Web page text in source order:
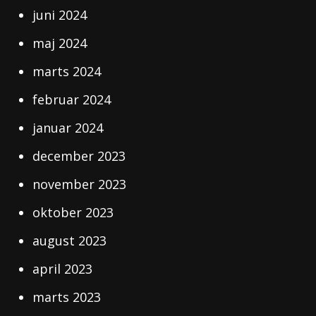
juni 2024
maj 2024
marts 2024
februar 2024
januar 2024
december 2023
november 2023
oktober 2023
august 2023
april 2023
marts 2023